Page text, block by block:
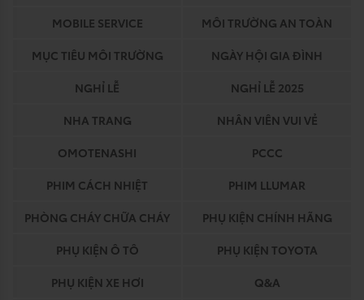
MOBILE SERVICE
MÔI TRƯỜNG AN TOÀN
MỤC TIÊU MÔI TRƯỜNG
NGÀY HỘI GIA ĐÌNH
NGHỈ LỄ
NGHỈ LỄ 2025
NHA TRANG
NHÂN VIÊN VUI VẺ
OMOTENASHI
PCCC
PHIM CÁCH NHIỆT
PHIM LLUMAR
PHÒNG CHÁY CHỮA CHÁY
PHỤ KIỆN CHÍNH HÃNG
PHỤ KIỆN Ô TÔ
PHỤ KIỆN TOYOTA
PHỤ KIỆN XE HƠI
Q&A